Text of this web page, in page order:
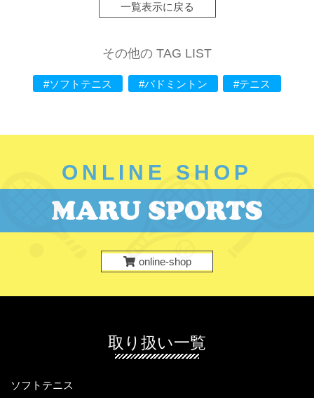
一覧表示に戻る
その他の TAG LIST
#ソフトテニス #バドミントン #テニス
ONLINE SHOP
online-shop
取り扱い一覧
ソフトテニス